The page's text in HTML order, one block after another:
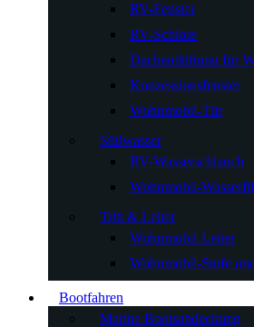
RV-Fenster
RV-Schloss
Dachentlüftung für
Konzessionsfenster
Wohnmobil-Tür
Süßwasser
RV-Wasserschlauch
Wohnmobil-
Tritt & Leiter
Wohnmobil-Leiter
Wohnmobil-Stufe
Bootfahren
Marine Bootsabdeckung